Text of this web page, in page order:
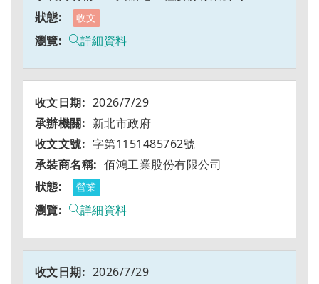
收文
詳細資料
2026/7/29
新北市政府
字第1151485762號
佰鴻工業股份有限公司
營業
詳細資料
2026/7/29